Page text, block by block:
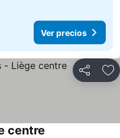
Ver precios
Compartir
centre